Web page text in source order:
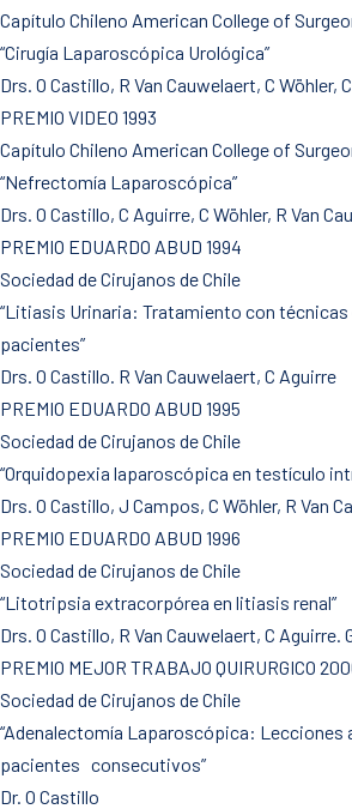
Capítulo Chileno American College of
“Cirugía Laparoscópica Urológica”
Drs. O Castillo, R Van Cauwelaert, C Wöhler,
PREMIO VIDEO 1993
Capítulo Chileno American College of
“Nefrectomía Laparoscópica”
Drs. O Castillo, C Aguirre, C Wöhler, R Van
PREMIO EDUARDO ABUD 1994
Sociedad de Cirujanos de Chile
“Litiasis Urinaria: Tratamiento con
pacientes”
Drs. O Castillo. R Van Cauwelaert, C Aguirre
PREMIO EDUARDO ABUD 1995
Sociedad de Cirujanos de Chile
“Orquidopexia laparoscópica en testículo
Drs. O Castillo, J Campos, C Wöhler, R Van
PREMIO EDUARDO ABUD 1996
Sociedad de Cirujanos de Chile
“Litotripsia extracorpórea en litiasis renal”
Drs. O Castillo, R Van Cauwelaert, C Aguirre.
PREMIO MEJOR TRABAJO QUIRURGICO
Sociedad de Cirujanos de Chile
“Adenalectomía Laparoscópica: Lecciones
pacientes consecutivos”
Dr. O Castillo